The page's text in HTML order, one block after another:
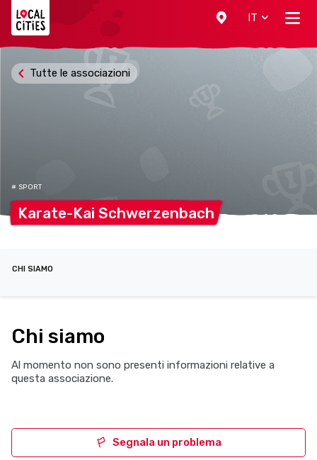
IT
# SPORT
Karate-Kai Schwerzenbach
Tutte le associazioni
CHI SIAMO
Chi siamo
Al momento non sono presenti informazioni relative a
questa associazione.
Segnala un problema